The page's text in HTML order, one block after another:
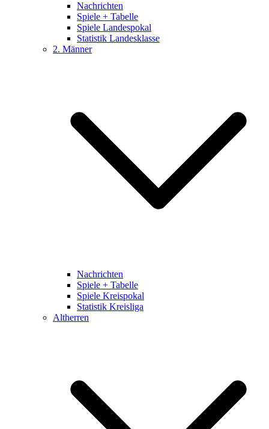
Nachrichten
Spiele + Tabelle
Spiele Landespokal
Statistik Landesklasse
2. Männer
Nachrichten
Spiele + Tabelle
Spiele Kreispokal
Statistik Kreisliga
Altherren